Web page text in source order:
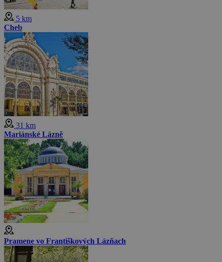
5 km
Cheb
31 km
Mariánské Lázně
Pramene vo Františkových Lázňach